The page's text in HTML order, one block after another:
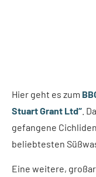
Hier geht es zum
Stuart Grant Ltd“ .
gefangene
beliebtesten
Eine weitere,